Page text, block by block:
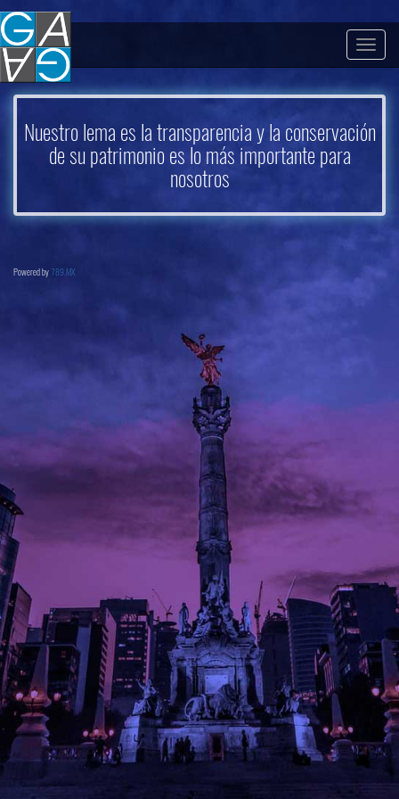
Nuestro lema es la transparencia y la conservación
de su patrimonio es lo más importante para
nosotros
Powered by 789.MX